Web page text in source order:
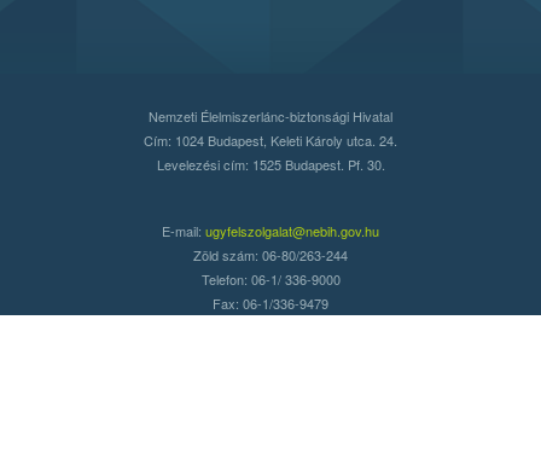
Nemzeti Élelmiszerlánc-biztonsági Hivatal
Cím: 1024 Budapest, Keleti Károly utca. 24.
Levelezési cím: 1525 Budapest. Pf. 30.
E-mail: ugyfelszolgalat@nebih.gov.hu
Zöld szám: 06-80/263-244
Telefon: 06-1/ 336-9000
Fax: 06-1/336-9479